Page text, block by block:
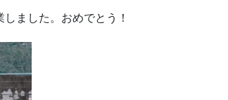
ました。おめでとう！